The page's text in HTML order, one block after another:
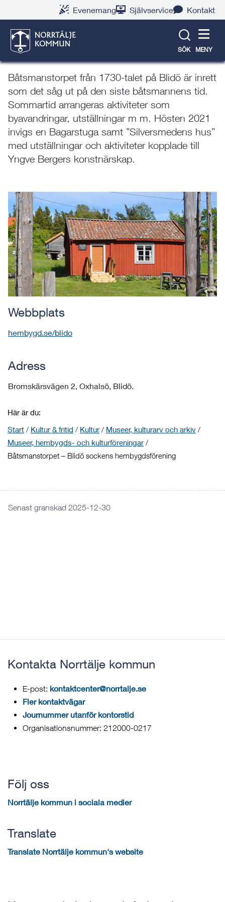
Evenemang Självservice Kontakt
SÖK MENY
Båtsmanstorpet – Blidö
sockens hembygdsförening
Båtsmanstorpet från 1730-talet på Blidö är inrett
som det såg ut på den siste båtsmannens tid.
Sommartid arrangeras aktiviteter som
byavandringar, utställningar m m. Hösten 2021
invigs en Bagarstuga samt ”Silversmedens hus”
med utställningar och aktiviteter kopplade till
Yngve Bergers konstnärskap.
Webbplats
hembygd.se/blido
Adress
Bromskärsvägen 2, Oxhalsö, Blidö.
Här är du:
Start / Kultur & fritid / Kultur / Museer, kulturarv och arkiv /
Museer, hembygds- och kulturföreningar /
Båtsmanstorpet – Blidö sockens hembygdsförening
Senast granskad 2025-12-30
Kontakta Norrtälje kommun
E-post: kontaktcenter@norrtalje.se
Fler kontaktvägar
Journummer utanför kontorstid
Organisationsnummer: 212000-0217
Följ oss
Norrtälje kommun i sociala medier
Translate
Translate Norrtälje kommun's website